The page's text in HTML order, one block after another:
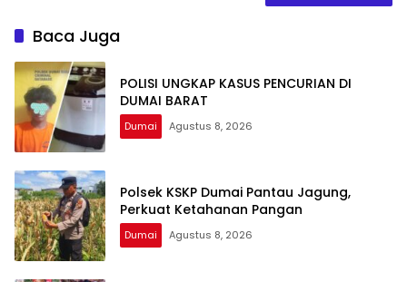
Baca Juga
POLISI UNGKAP KASUS PENCURIAN DI
DUMAI BARAT
Dumai Agustus 8, 2026
Polsek KSKP Dumai Pantau Jagung,
Perkuat Ketahanan Pangan
Dumai Agustus 8, 2026